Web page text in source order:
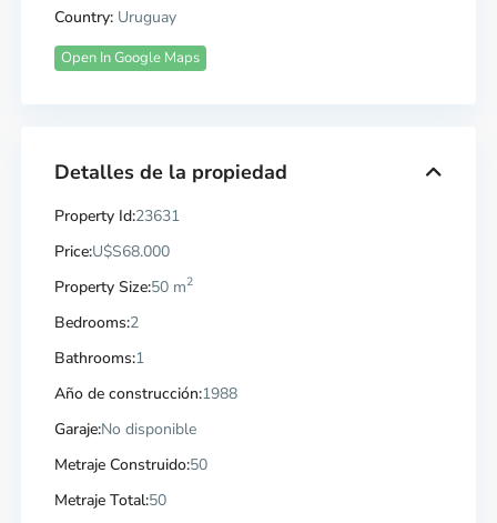
Country:Uruguay
Open In Google Maps
Detalles de la propiedad
Property Id:23631
Price:U$S68.000
Property Size:50 m2
Bedrooms:2
Bathrooms:1
Año de construcción:1988
Garaje:No disponible
Metraje Construido:50
Metraje Total:50